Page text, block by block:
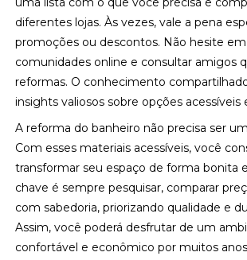
diferentes lojas. Às vezes, vale a pena
promoções ou descontos. Não hesite
comunidades online e consultar amigos
reformas. O conhecimento
insights valiosos sobre opções acessíveis
A reforma do banheiro não precisa ser
Com esses materiais acessíveis, você
transformar seu espaço de forma bonita
chave é sempre pesquisar, comparar
com sabedoria, priorizando qualidade e
Assim, você poderá desfrutar de um
confortável e econômico por muitos